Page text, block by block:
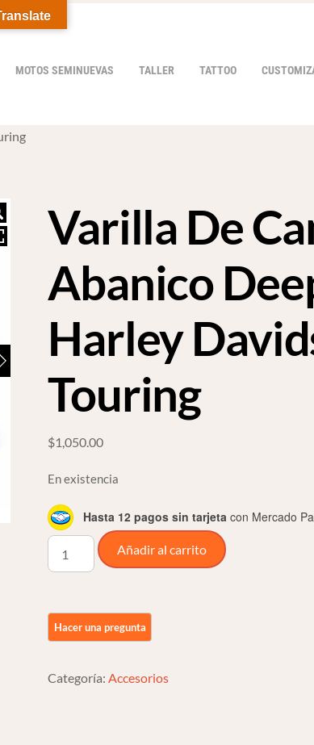
MOTOS SEMINUEVAS TALLER TATTOO
Varilla De
Abanico
Harley
Touring
$1,050.00
En existencia
Hasta 12 pagos sin tarjeta con Mercado
Varilla
De
Deep
Harley
Añadir al carrito
Categoría:Accesorios